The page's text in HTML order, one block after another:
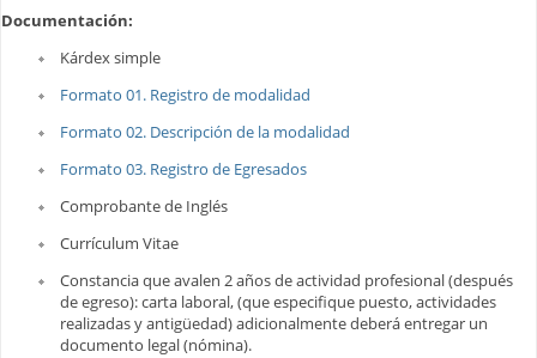
Documentación:
Kárdex simple
Formato 01. Registro de modalidad
Formato 02. Descripción de la modalidad
Formato 03. Registro de Egresados
Comprobante de Inglés
Currículum Vitae
Constancia que avalen 2 años de actividad profesional (después
de egreso): carta laboral, (que especifique puesto, actividades
realizadas y antigüedad) adicionalmente deberá entregar un
documento legal (nómina).